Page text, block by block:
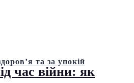
та за упокій
час війни: як